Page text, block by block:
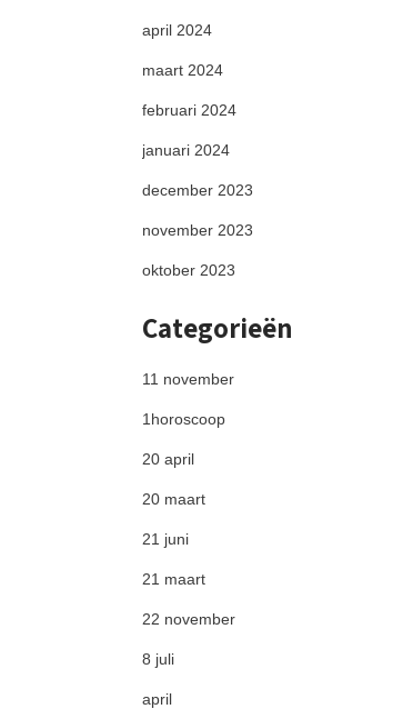
april 2024
maart 2024
februari 2024
januari 2024
december 2023
november 2023
oktober 2023
Categorieën
11 november
1horoscoop
20 april
20 maart
21 juni
21 maart
22 november
8 juli
april